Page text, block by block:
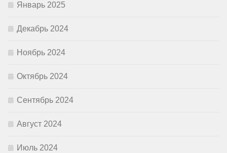
Январь 2025
Декабрь 2024
Ноябрь 2024
Октябрь 2024
Сентябрь 2024
Август 2024
Июль 2024